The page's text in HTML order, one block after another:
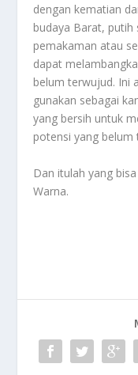
dengan kematian
budaya Barat, putih
pemakaman atau
dapat
belum terwujud. Ini
gunakan sebagai
yang bersih untuk
potensi yang belum
Dan itulah yang
Warna.